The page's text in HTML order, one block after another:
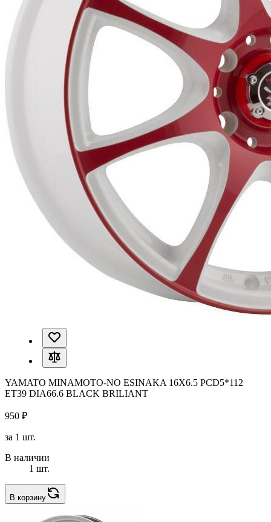
YAMATO MINAMOTO-NO ESINAKA 16X6.5 PCD5*112
ET39 DIA66.6 BLACK BRILIANT
950 ₽
за 1 шт.
В наличии
1 шт.
В корзину